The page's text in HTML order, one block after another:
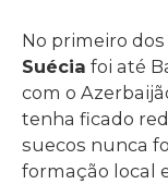
No primeiro
Suécia foi até
com o
tenha ficado
suecos nunca
formação local